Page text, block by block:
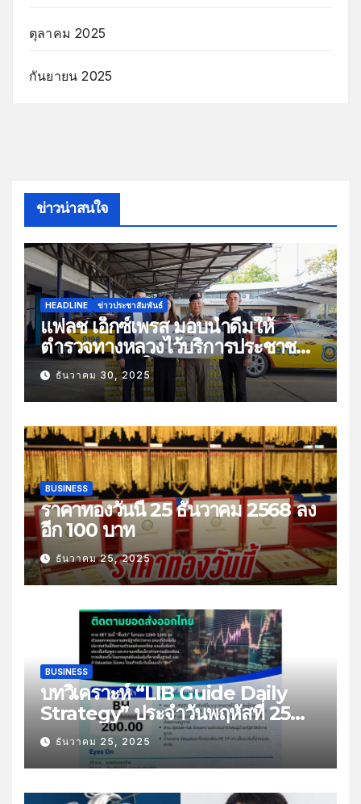
ตุลาคม 2025
กันยายน 2025
ข่าวน่าสนใจ
HEADLINE ข่าวประชาสัมพันธ์
แฟลช เอ็กซ์เพรส มอบน้ำดื่มให้
ตำรวจทางหลวงไว้บริการประชาชน
ช่วงเทศกาลปีใหม่
ธันวาคม 30, 2025
BUSINESS
ราคาทองวันนี้ 25 ธันวาคม 2568 ลง
อีก 100 บาท
ธันวาคม 25, 2025
BUSINESS
บทวิเคราะห์ “LIB Guide Daily
Strategy” ประจำวันพฤหัสที่ 25
ธันวาคม 2568 หัวข้อ “ติดตามยอด
ส่งออกไทย”
ธันวาคม 25, 2025